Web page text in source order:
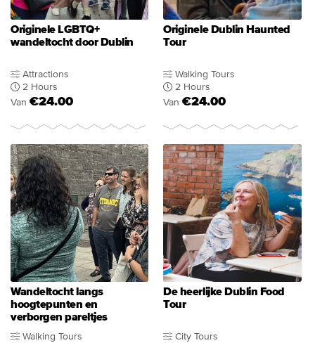
Originele LGBTQ+
wandeltocht door Dublin
Attractions
2 Hours
Van €24.00
Originele Dublin Haunted
Tour
Walking Tours
2 Hours
Van €24.00
Wandeltocht langs
hoogtepunten en
verborgen pareltjes
Walking Tours
De heerlijke Dublin Food
Tour
City Tours